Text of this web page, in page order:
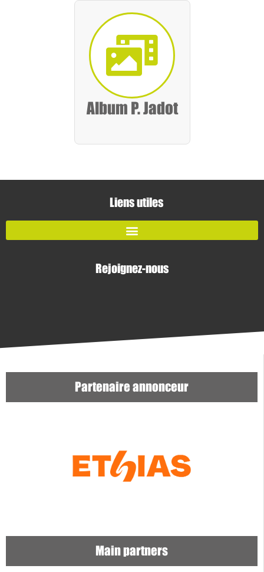
Album P. Jadot
Liens utiles
Rejoignez-nous
Partenaire annonceur
Main partners